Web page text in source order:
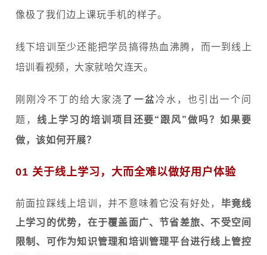
像极了我们边上课玩手机的样子。
线下培训至少还能把学员搞得热血沸腾，而一到线上
培训看视频，大家就哈欠连天。
刚刚冷不丁的给大家浇 了一盆冷水，也引出一个问
题， 线上学习的培训项目还要“跟风”做吗？如果要
做，该如何开展？
01 关于线上学习，大而全难以做好用户体验
前面拉踩线上培训，并不意味着它没有好处， 毕竟线
上学习的优势，在于覆盖面广、节省差旅、不受空间
限制、可作为知识管理和培训管理平台进行线上管控